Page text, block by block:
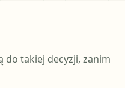
do takiej decyzji, zanim